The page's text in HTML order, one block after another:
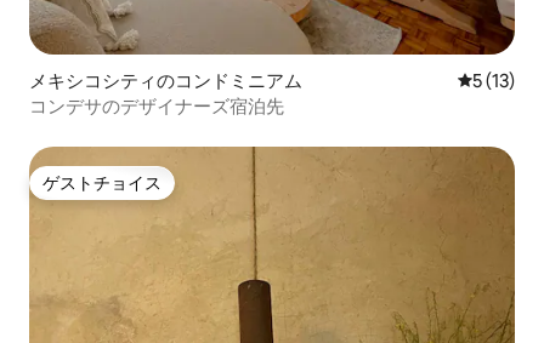
メキシコシティのコンドミニアム レビュー
5 (13)
コンデサのデザイナーズ宿泊先
ゲストチョイス
ゲストチョイス